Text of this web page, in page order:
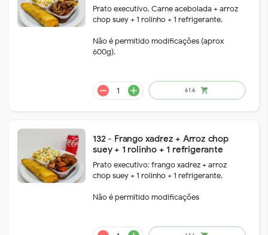
A partir de
Prato executivo. Carne acebolada + arroz
chop suey + 1 rolinho + 1 refrigerante.
Não é permitido modificações (aprox
600g).
132 - Frango xadrez + Arroz chop
suey + 1 rolinho + 1 refrigerante
Prato executivo: frango xadrez + arroz
chop suey + 1 rolinho + 1 refrigerante.
Não é permitido modificações